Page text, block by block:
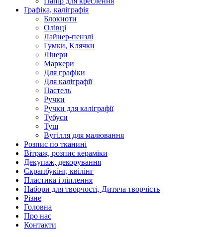
Графіка, каліграфія
Блокноти
Олівці
Лайнер-пензлі
Гумки, Клячки
Лінери
Маркери
Для графіки
Для каліграфії
Пастель
Ручки
Ручки для каліграфії
Тубуси
Туш
Вугілля для малювання
Розпис по тканині
Вітраж, розпис кераміки
Декупаж, декорування
Скрапбукінг, квілінг
Пластика і ліплення
Набори для творчості, Дитяча творчість
Різне
Головна
Про нас
Контакти